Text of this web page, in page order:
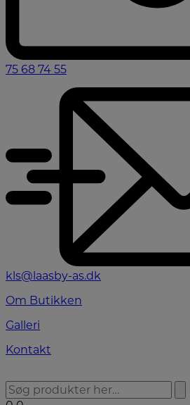
75 68 74 55
kls@laasby-as.dk
Om Butikken
Galleri
Kontakt